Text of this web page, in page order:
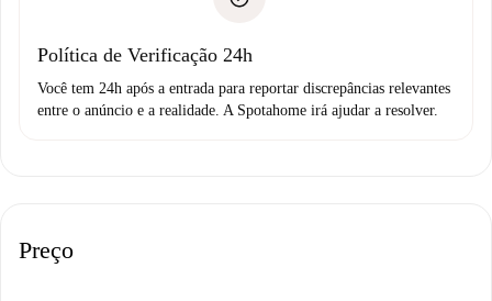
Débito direto bancário
Política de Verificação 24h
Você tem 24h após a entrada para reportar discrepâncias relevantes
entre o anúncio e a realidade. A Spotahome irá ajudar a resolver.
Preço